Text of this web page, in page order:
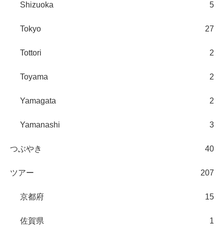
Shizuoka 5
Tokyo 27
Tottori 2
Toyama 2
Yamagata 2
Yamanashi 3
つぶやき 40
ツアー 207
京都府 15
佐賀県 1